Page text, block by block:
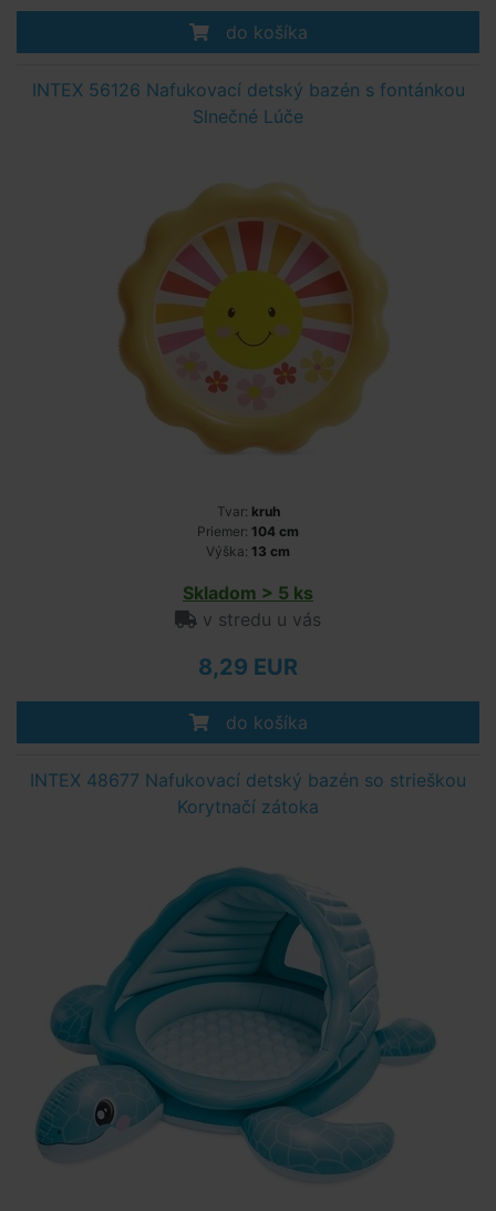
do košíka
INTEX 56126 Nafukovací detský bazén s fontánkou
Slnečné Lúče
Tvar: kruh
Priemer: 104 cm
Výška: 13 cm
Skladom > 5 ks
v stredu u vás
8,29 EUR
do košíka
INTEX 48677 Nafukovací detský bazén so strieškou
Korytnačí zátoka